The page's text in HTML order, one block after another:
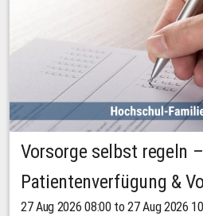
Vorsorge selbst regeln –
Patientenverfügung &
27 Aug 2026 08:00 to 27 Aug 2026